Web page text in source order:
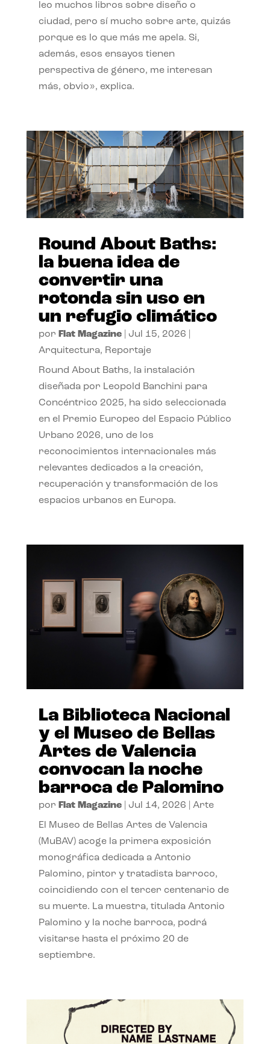
leo muchos libros sobre diseño o
ciudad, pero sí mucho sobre arte, quizás
porque es lo que más me apela. Si,
además, esos ensayos tienen
perspectiva de género, me interesan
más, obvio», explica.
Round About Baths:
la buena idea de
convertir una
rotonda sin uso en
un refugio climático
por Flat Magazine| Jul 15, 2026
Arquitectura, Reportaje
Round About Baths, la instalación
diseñada por Leopold Banchini para
Concéntrico 2025, ha sido seleccionada
en el Premio Europeo del Espacio Público
Urbano 2026, uno de los
reconocimientos internacionales más
relevantes dedicados a la creación,
recuperación y transformación de los
espacios urbanos en Europa.
La Biblioteca Nacional
y el Museo de Bellas
Artes de Valencia
convocan la noche
barroca de Palomino
por Flat Magazine| Jul 14, 2026 Arte
El Museo de Bellas Artes de Valencia
(MuBAV) acoge la primera exposición
monográfica dedicada a Antonio
Palomino, pintor y tratadista barroco,
coincidiendo con el tercer centenario de
su muerte. La muestra, titulada Antonio
Palomino y la noche barroca, podrá
visitarse hasta el próximo 20 de
septiembre.